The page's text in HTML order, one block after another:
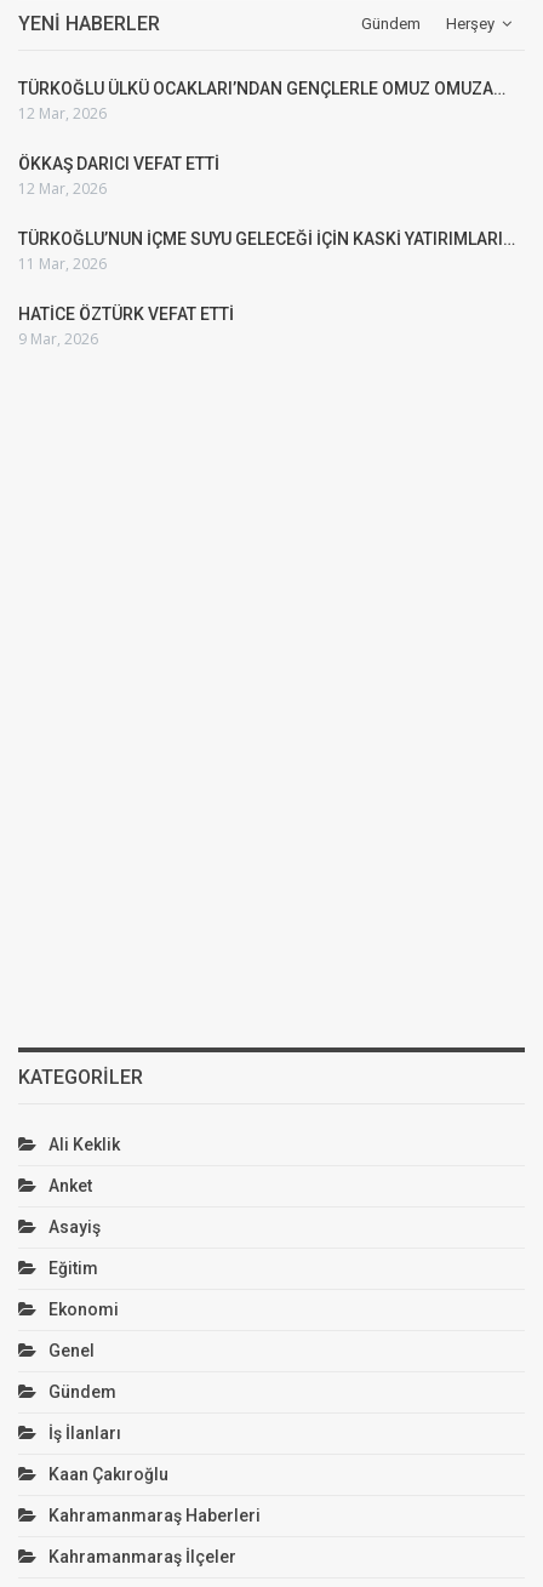
Herşey
YENI HABERLER Gündem
TÜRKOĞLU ÜLKÜ OCAKLARI’NDAN GENÇLERLE OMUZ OMUZA…
12 Mar, 2026
ÖKKAŞ DARICI VEFAT ETTİ
12 Mar, 2026
TÜRKOĞLU’NUN İÇME SUYU GELECEĞİ İÇİN KASKİ YATIRIMLARI…
11 Mar, 2026
HATİCE ÖZTÜRK VEFAT ETTİ
9 Mar, 2026
KATEGORILER
Ali Keklik
Anket
Asayiş
Eğitim
Ekonomi
Genel
Gündem
İş İlanları
Kaan Çakıroğlu
Kahramanmaraş Haberleri
Kahramanmaraş İlçeler